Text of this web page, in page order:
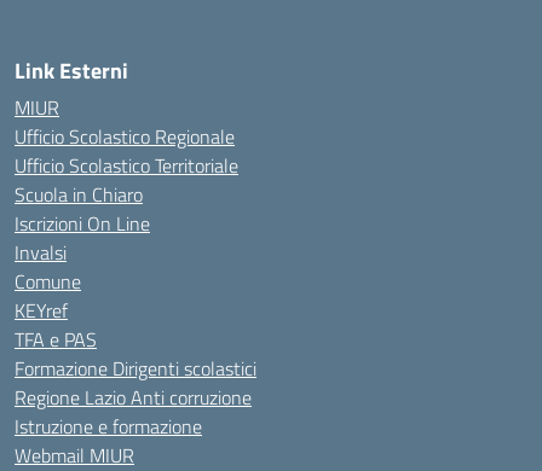
Link Esterni
MIUR
Ufficio Scolastico Regionale
Ufficio Scolastico Territoriale
Scuola in Chiaro
Iscrizioni On Line
Invalsi
Comune
KEYref
TFA e PAS
Formazione Dirigenti scolastici
Regione Lazio Anti corruzione
Istruzione e formazione
Webmail MIUR